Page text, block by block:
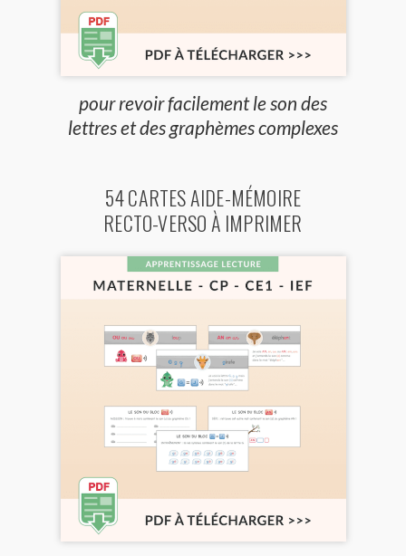
pour revoir facilement le son des
lettres et des graphèmes complexes
54 CARTES AIDE-MÉMOIRE
RECTO-VERSO À IMPRIMER